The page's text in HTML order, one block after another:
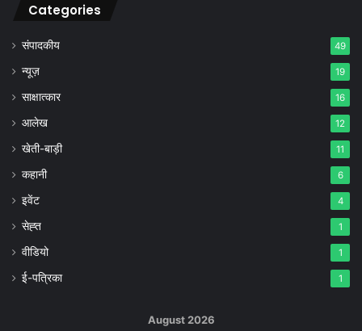
Categories
संपादकीय 49
न्यूज़ 19
साक्षात्कार 16
आलेख 12
खेती-बाड़ी 11
कहानी 6
इवेंट 4
सेह्त 1
वीडियो 1
ई-पत्रिका 1
August 2026